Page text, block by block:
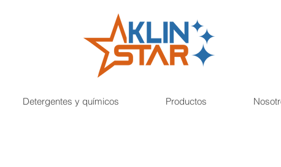
Detergentes y químicos Productos